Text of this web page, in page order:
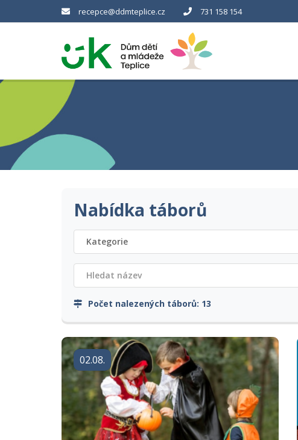
recepce@ddmteplice.cz 731 158 154
Nabídka táborů
Kategorie
Počet nalezených táborů: 13
02.08.